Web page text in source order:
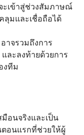
เข้าสู่ช่วงสัมภาษณ์
มและเชื่อถือได้
าจรวมถึงการ
ละลงท้ายด้วยการ
งทีม
อนจริงและเป็น
อนแรกที่ช่วยให้ผู้